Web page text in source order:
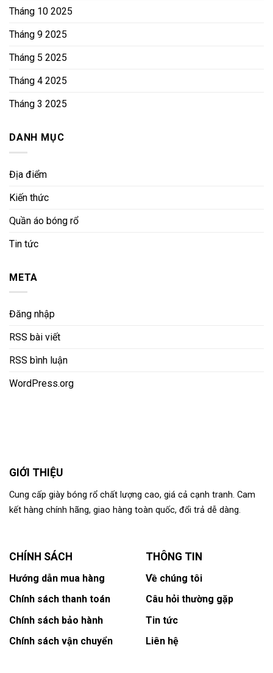
Tháng 10 2025
Tháng 9 2025
Tháng 5 2025
Tháng 4 2025
Tháng 3 2025
DANH MỤC
Địa điểm
Kiến thức
Quần áo bóng rổ
Tin tức
META
Đăng nhập
RSS bài viết
RSS bình luận
WordPress.org
GIỚI THIỆU
Cung cấp giày bóng rổ chất lượng cao, giá cả cạnh tranh. Cam
kết hàng chính hãng, giao hàng toàn quốc, đổi trả dễ dàng.
CHÍNH SÁCH
Hướng dẫn mua hàng
Chính sách thanh toán
Chính sách bảo hành
Chính sách vận chuyển
THÔNG TIN
Về chúng tôi
Câu hỏi thường gặp
Tin tức
Liên hệ